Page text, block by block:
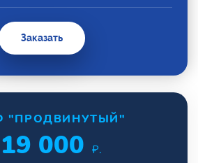
Заказать
"ПРОДВИНУТЫЙ"
19 000 ₽.